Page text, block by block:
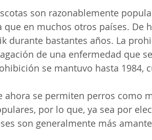
son razonablemente
que en muchos otros países.
durante bastantes años. La
de una enfermedad que
se mantuvo hasta 1984,
ahora se permiten perros como
por lo que, ya sea por
son generalmente más